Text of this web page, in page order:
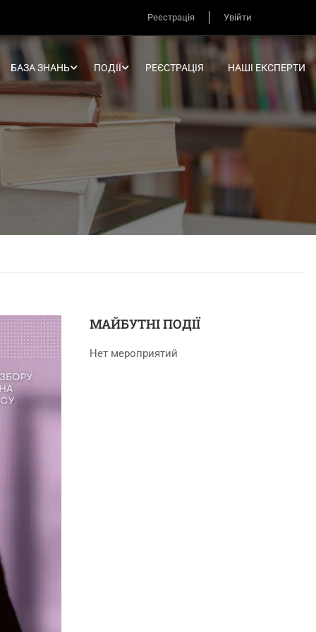
Реєстрація Увійти
БАЗА ЗНАНЬ ПОДІЇ РЕЄСТРАЦІЯ НАШІ ЕКСПЕРТИ
МАЙБУТНІ ПОДІЇ
Нет мероприятий